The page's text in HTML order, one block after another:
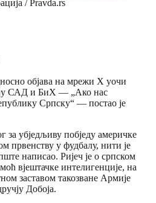
/ Pravda.rs
објава на мрежи X уочи
САД и БиХ — „Ако нас
Српску“ — постао је
за убједљиву побједу америчке
првенству у фудбалу, нити је
написао. Ријеч је о српском
вјештачке интелигенције, на
заставом такозване Армије
Добоја.